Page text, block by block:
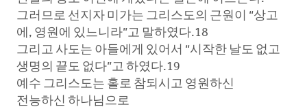
그러므로 선지자 미가는 그리스도의 근원이 “상고
에, 영원에 있느니라”고 말하였다.18
그리고 사도는 아들에게 있어서 “시작한 날도 없고
생명의 끝도 없다”고 하였다.19
예수 그리스도는 홀로 참되시고 영원하신
전능하신 하나님으로